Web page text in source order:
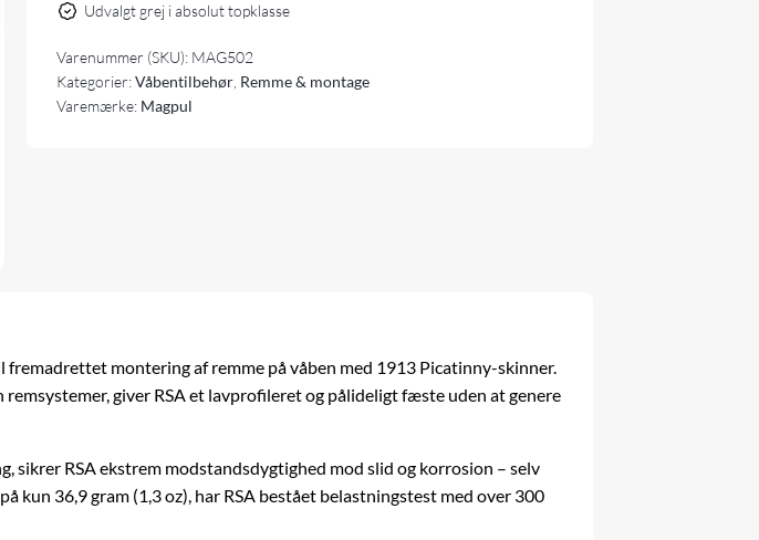
Udvalgt grej i absolut topklasse
Varenummer (SKU): MAG502
Kategorier:Våbentilbehør Remme & montage
Varemærke: Magpul
fremadrettet montering af remme påvåben med 1913 Picatinny-skinner.
giver RSA et lavprofileret og pålideligt fæste uden at genere
RSA ekstrem modstandsdygtighed mod slid og korrosion – selv
36,9 gram (1,3 oz), har RSA bestået belastningstest med over 300